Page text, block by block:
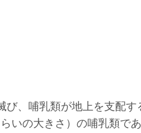
、哺乳類が地上を支配す
いの大きさ）の哺乳類であ